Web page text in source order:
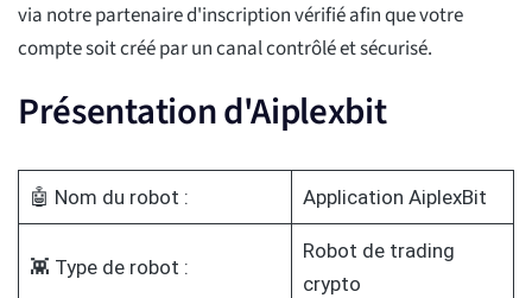
via notre partenaire d'inscription vérifié afin que votre
compte soit créé par un canal contrôlé et sécurisé.
Présentation d'Aiplexbit
🤖 Nom du robot : Application AiplexBit
👾 Type de robot :
Robot de trading
crypto